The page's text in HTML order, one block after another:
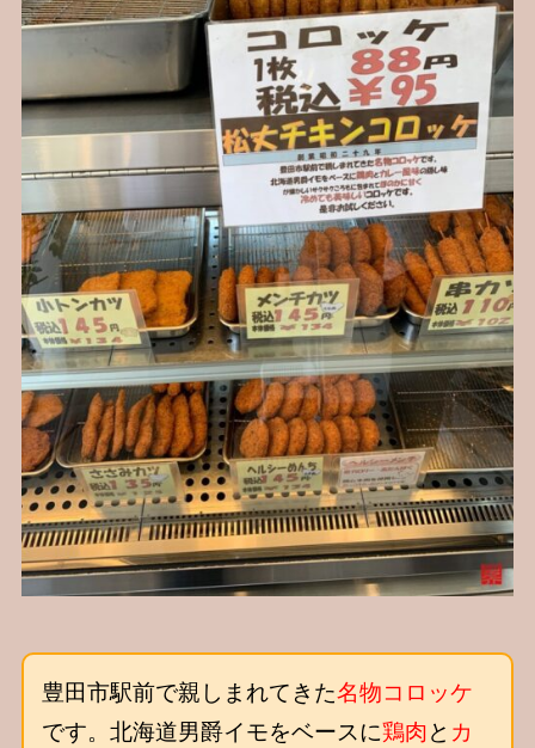
豊田市駅前で親しまれてきた名物コロッケ
です。北海道男爵イモをベースに鶏肉と カ